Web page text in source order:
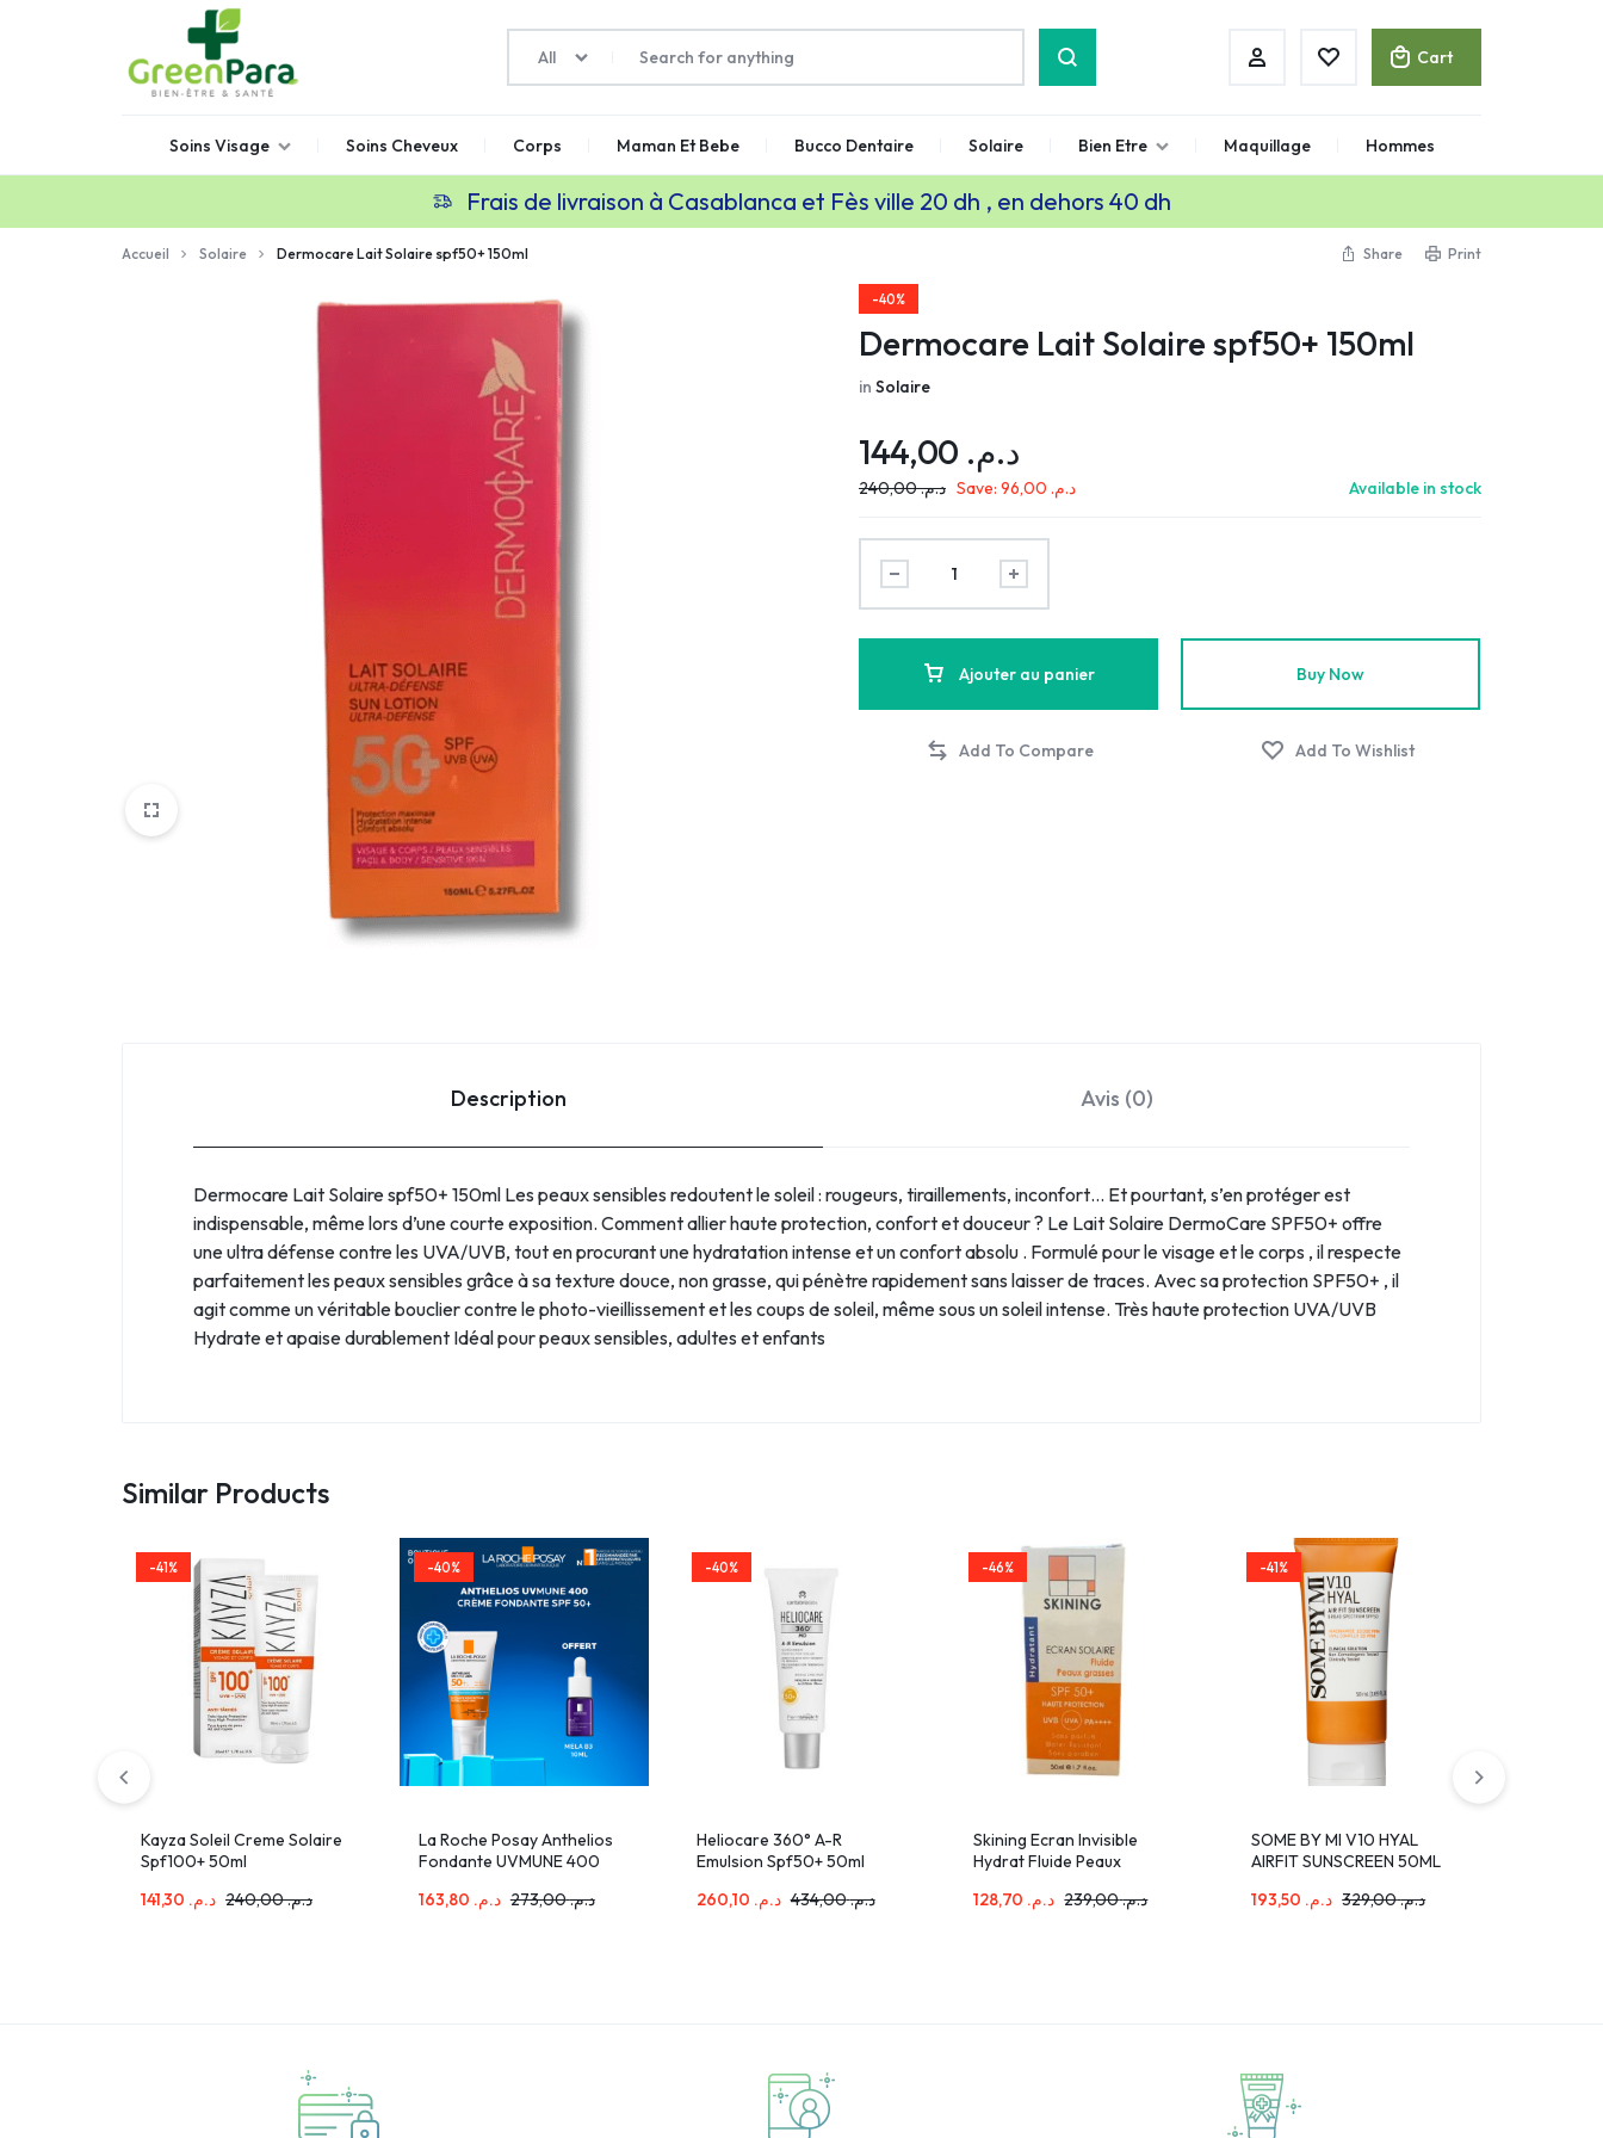
GREENPARA
Parapharmacie
Maroc
All Cart
Soins Visage Soins Cheveux Corps Maman Et Bebe Bucco Dentaire Solaire Bien Etre Maquillage Hommes
Frais de livraison à Casablanca et Fès ville 20 dh , en dehors 40 dh
Accueil Solaire Dermocare Lait Solaire spf50+ 150ml Share Print
-40%
Dermocare Lait Solaire spf50+ 150ml
inSolaire
د.م.
د.م.240,00 Save: د.م.96,00 Available in stock
Ajouter au panier Buy Now
Description Avis (0)
Dermocare Lait Solaire spf50+ 150ml Les peaux sensibles redoutent le soleil : rougeurs, tiraillements, inconfort… Et pourtant, s’en protéger est
indispensable, même lors d’une courte exposition. Comment allier haute protection, confort et douceur ? Le Lait Solaire DermoCare SPF50+ offre
une ultra défense contre les UVA/UVB, tout en procurant une hydratation intense et un confort absolu . Formulé pour le visage et le corps , il respecte
parfaitement les peaux sensibles grâce à sa texture douce, non grasse, qui pénètre rapidement sans laisser de traces. Avec sa protection SPF50+ , il
agit comme un véritable bouclier contre le photo-vieillissement et les coups de soleil, même sous un soleil intense. Très haute protection UVA/UVB
Hydrate et apaise durablement Idéal pour peaux sensibles, adultes et enfants
Similar Products
-41%
Kayza Soleil Creme Solaire
Spf100+ 50ml
د.م.
د.م.240,00
-40%
La Roche Posay Anthelios
Fondante UVMUNE 400
Posay Mela B3 Pack
د.م. د.م.273,00
-40%
Heliocare 360° A-R
Emulsion Spf50+ 50ml
د.م.
د.م.434,00
-46%
Skining Ecran Invisible
Hydrat Fluide Peaux
د.م. د.م.239,00
-41%
SOME BY MI V10 HYAL
AIRFIT SUNSCREEN 50ML
د.م.
د.م.329,00